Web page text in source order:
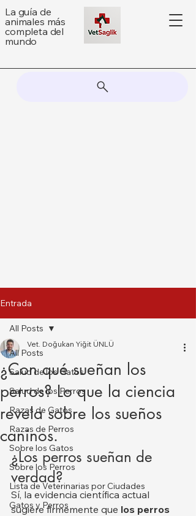
La guía de
animales más
completa del
mundo
Entrada
All Posts
Salud de los Gatos
Salud de los Perros
Razas de Gatos
Razas de Perros
Sobre los Gatos
Sobre los Perros
Lista de Veterinarias por Ciudades
Gatos y Perros
All Posts
¿Con qué sueñan los
perros? Lo que la ciencia
revela sobre los sueños
caninos.
Vet. Doğukan Yiğit ÜNLÜ
¿Los perros sueñan de
verdad?
Sí, la evidencia científica actual
sugiere firmemente que los perros